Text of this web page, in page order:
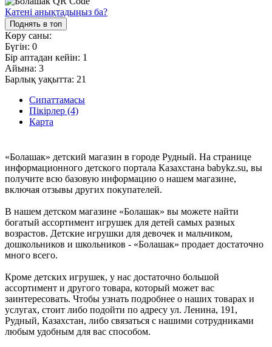
Қатені анықтадыңыз ба?
Поднять в топ
Көру саны:
Бүгін: 0
Бір аптадан кейін: 1
Айына: 3
Барлық уақытта: 21
Сипаттамасы
Пікірлер (4)
Карта
«Болашак» детский магазин в городе Рудный. На странице
информационного детского портала Казахстана babykz.su, вы
получите всю базовую информацию о нашем магазине,
включая отзывы других покупателей.
В нашем детском магазине «Болашак» вы можете найти
богатый ассортимент игрушек для детей самых разных
возрастов. Детские игрушки для девочек и мальчиком,
дошкольников и школьников - «Болашак» продает достаточно
много всего.
Кроме детских игрушек, у нас достаточно большой
ассортимент и другого товара, который может вас
заинтересовать. Чтобы узнать подробнее о наших товарах и
услугах, стоит либо подойти по адресу ул. Ленина, 191,
Рудный, Казахстан, либо связаться с нашими сотрудниками
любым удобным для вас способом.